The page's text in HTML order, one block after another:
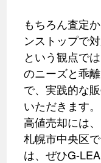
もちろん査定
ンストップで
という観点で
のニーズと乖
で、実践的な
いただきます。
高値売却には
札幌市中央区
は、ぜひG-